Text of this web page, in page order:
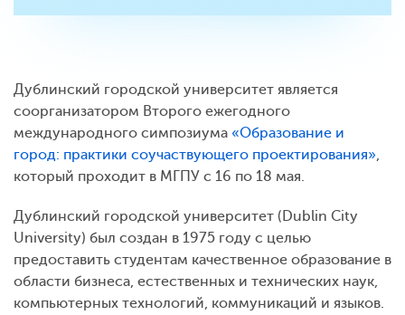
Дублинский городской университет является
соорганизатором Второго ежегодного
международного симпозиума «Образование и
город: практики соучаствующего проектирования»,
который проходит в МГПУ с 16 по 18 мая.
Дублинский городской университет (Dublin City
University) был создан в 1975 году с целью
предоставить студентам качественное образование в
области бизнеса, естественных и технических наук,
компьютерных технологий, коммуникаций и языков.